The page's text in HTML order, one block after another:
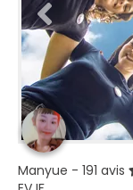
Manyue - 191 avis